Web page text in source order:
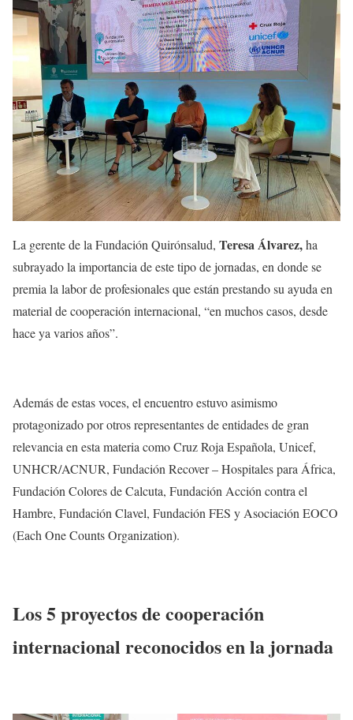
La gerente de la Fundación Quirónsalud, Teresa Álvarez,ha
subrayado la importancia de este tipo de jornadas, en donde se
premia la labor de profesionales que están prestando su ayuda en
material de cooperación internacional, “en muchos casos, desde
hace ya varios años”.
Además de estas voces, el encuentro estuvo asimismo
protagonizado por otros representantes de entidades de gran
relevancia en esta materia como Cruz Roja Española, Unicef,
UNHCR/ACNUR, Fundación Recover – Hospitales para África,
Fundación Colores de Calcuta, Fundación Acción contra el
Hambre, Fundación Clavel, Fundación FES y Asociación EOCO
(Each One Counts Organization).
Los 5 proyectos de cooperación
internacional reconocidos en la jornada